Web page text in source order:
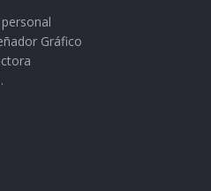
buen tino de recostarse
simulando que lo
años se le ocurrió
Gráfico